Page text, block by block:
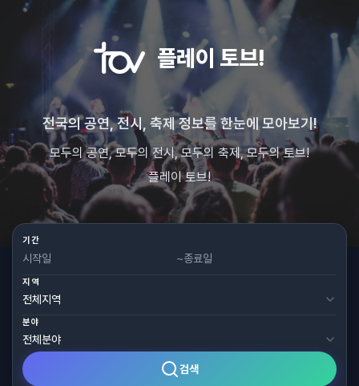
플레이 토브!
전국의 공연, 전시, 축제 정보를 한눈에 모아보기!
모두의 공연, 모두의 전시, 모두의 축제, 모두의 토브!
플레이 토브!
기간
~
지역
분야
검색